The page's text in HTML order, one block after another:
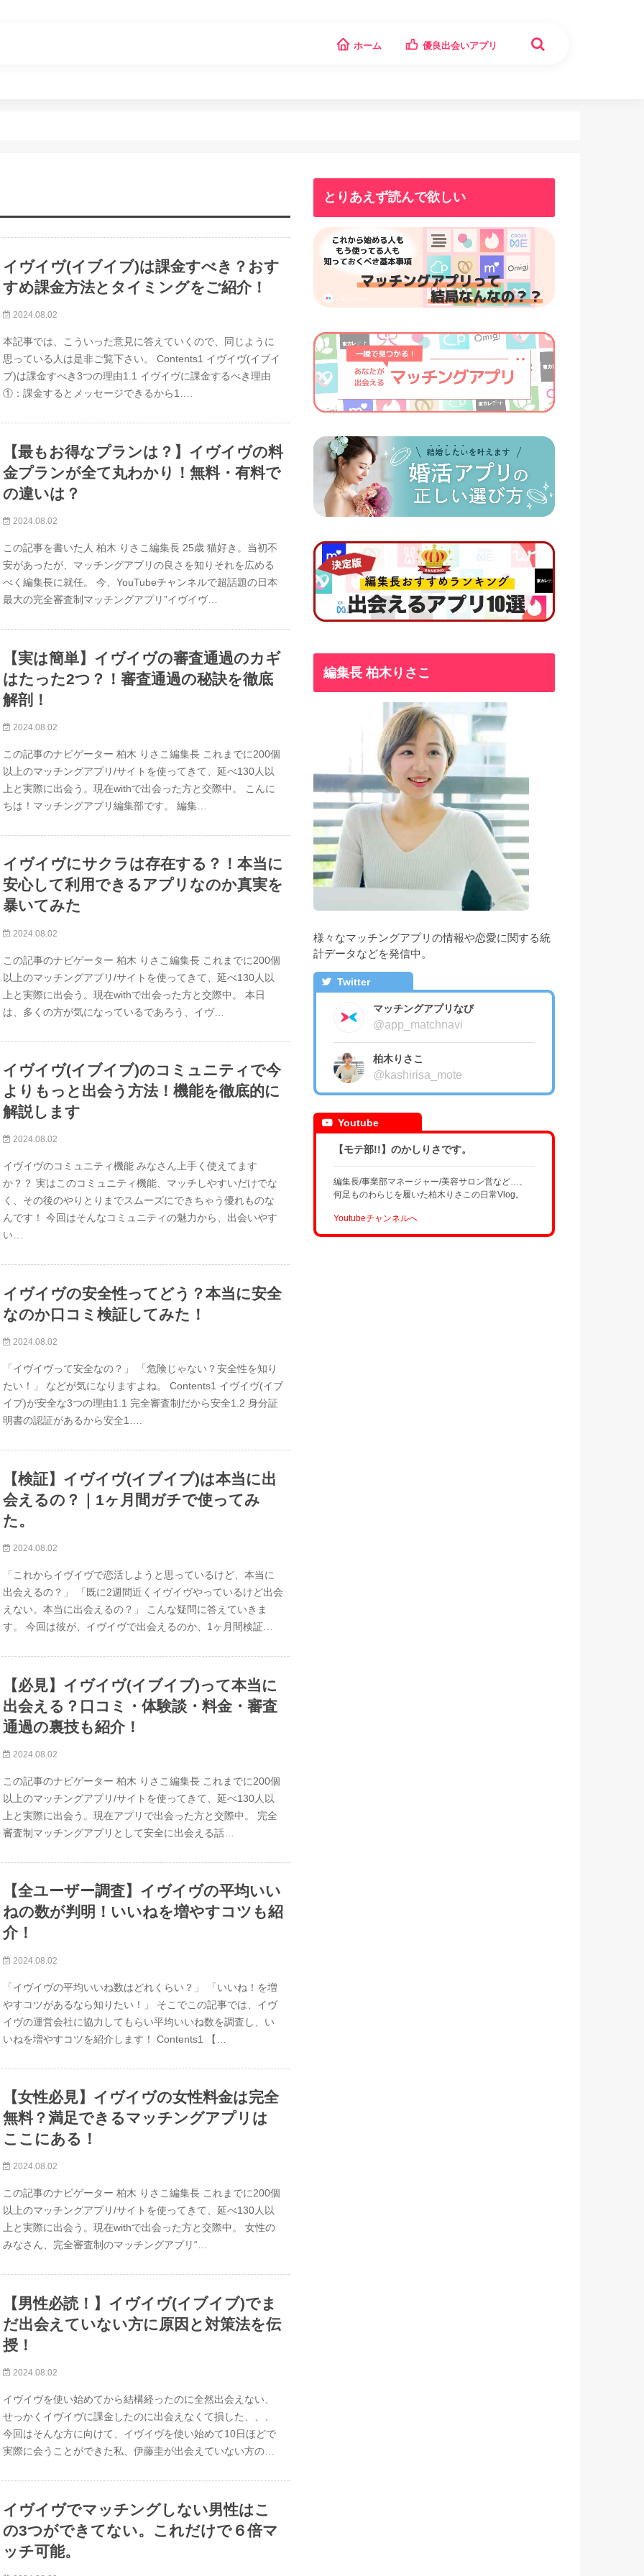
ホーム 優良出会いアプリ
イヴイヴ(イブイブ)は課金すべき？おす
すめ課金方法とタイミングをご紹介！
2024.08.02
本記事では、こういった意見に答えていくので、同じように
思っている人は是非ご覧下さい。 Contents1 イヴイヴ(イブイ
ブ)は課金すべき3つの理由1.1 イヴイヴに課金するべき理由
①：課金するとメッセージできるから1….
【最もお得なプランは？】イヴイヴの料
金プランが全て丸わかり！無料・有料で
の違いは？
2024.08.02
この記事を書いた人 柏木 りさこ編集長 25歳 猫好き。当初不
安があったが、マッチングアプリの良さを知りそれを広める
べく編集長に就任。 今、YouTubeチャンネルで超話題の日本
最大の完全審査制マッチングアプリ”イヴイヴ…
【実は簡単】イヴイヴの審査通過のカギ
はたった2つ？！審査通過の秘訣を徹底
解剖！
2024.08.02
この記事のナビゲーター 柏木 りさこ編集長 これまでに200個
以上のマッチングアプリ/サイトを使ってきて、延べ130人以
上と実際に出会う。現在withで出会った方と交際中。 こんに
ちは！マッチングアプリ編集部です。 編集…
イヴイヴにサクラは存在する？！本当に
安心して利用できるアプリなのか真実を
暴いてみた
2024.08.02
この記事のナビゲーター 柏木 りさこ編集長 これまでに200個
以上のマッチングアプリ/サイトを使ってきて、延べ130人以
上と実際に出会う。現在withで出会った方と交際中。 本日
は、多くの方が気になっているであろう、イヴ…
イヴイヴ(イブイブ)のコミュニティで今
よりもっと出会う方法！機能を徹底的に
解説します
2024.08.02
イヴイヴのコミュニティ機能 みなさん上手く使えてます
か？？ 実はこのコミュニティ機能、マッチしやすいだけでな
く、その後のやりとりまでスムーズにできちゃう優れものな
んです！ 今回はそんなコミュニティの魅力から、出会いやす
い…
イヴイヴの安全性ってどう？本当に安全
なのか口コミ検証してみた！
2024.08.02
「イヴイヴって安全なの？」 「危険じゃない？安全性を知り
たい！」 などが気になりますよね。 Contents1 イヴイヴ(イブ
イブ)が安全な3つの理由1.1 完全審査制だから安全1.2 身分証
明書の認証があるから安全1….
【検証】イヴイヴ(イブイブ)は本当に出
会えるの？｜1ヶ月間ガチで使ってみ
た。
2024.08.02
「これからイヴイヴで恋活しようと思っているけど、本当に
出会えるの？」 「既に2週間近くイヴイヴやっているけど出会
えない。本当に出会えるの？」 こんな疑問に答えていきま
す。 今回は彼が、イヴイヴで出会えるのか、1ヶ月間検証…
【必見】イヴイヴ(イブイブ)って本当に
出会える？口コミ・体験談・料金・審査
通過の裏技も紹介！
2024.08.02
この記事のナビゲーター 柏木 りさこ編集長 これまでに200個
以上のマッチングアプリ/サイトを使ってきて、延べ130人以
上と実際に出会う。現在アプリで出会った方と交際中。 完全
審査制マッチングアプリとして安全に出会える話…
【全ユーザー調査】イヴイヴの平均いい
ねの数が判明！いいねを増やすコツも紹
介！
2024.08.02
「イヴイヴの平均いいね数はどれくらい？」 「いいね！を増
やすコツがあるなら知りたい！」 そこでこの記事では、イヴ
イヴの運営会社に協力してもらい平均いいね数を調査し、い
いねを増やすコツを紹介します！ Contents1 【…
【女性必見】イヴイヴの女性料金は完全
無料？満足できるマッチングアプリは
ここにある！
2024.08.02
この記事のナビゲーター 柏木 りさこ編集長 これまでに200個
以上のマッチングアプリ/サイトを使ってきて、延べ130人以
上と実際に出会う。現在withで出会った方と交際中。 女性の
みなさん、完全審査制のマッチングアプリ“…
【男性必読！】イヴイヴ(イブイブ)でま
だ出会えていない方に原因と対策法を伝
授！
2024.08.02
イヴイヴを使い始めてから結構経ったのに全然出会えない、
せっかくイヴイヴに課金したのに出会えなくて損した、、、
今回はそんな方に向けて、イヴイヴを使い始めて10日ほどで
実際に会うことができた私、伊藤圭が出会えていない方の…
イヴイヴでマッチングしない男性はこ
の3つができてない。これだけで６倍マ
ッチ可能。
とりあえず読んで欲しい
編集長 柏木りさこ
様々なマッチングアプリの情報や恋愛に関する統
計データなどを発信中。
Twitter
マッチングアプリなび
@app_matchnavi
柏木りさこ
@kashirisa_mote
Youtube
【モテ部!!】のかしりさです。
編集長/事業部マネージャー/美容サロン営など…、
何足ものわらじを履いた柏木りさこの日常Vlog。
Youtubeチャンネルへ